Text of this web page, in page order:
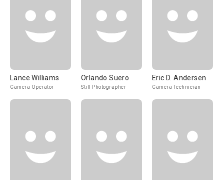
Lance Williams
Camera Operator
Orlando Suero
Still Photographer
Eric D. Andersen
Camera Technician